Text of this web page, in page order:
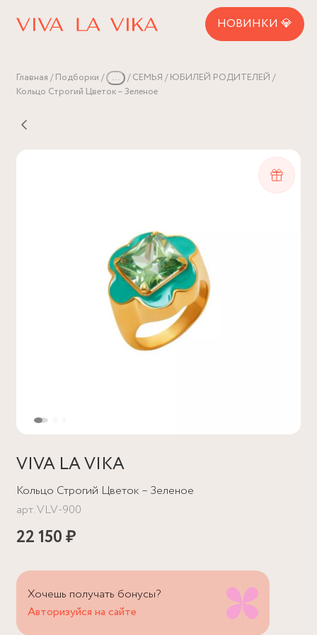
НОВИНКИ 💎
Главная Подборки ... СЕМЬЯ
ЮБИЛЕЙ РОДИТЕЛЕЙ
Кольцо Строгий Цветок – Зеленое
VIVA LA VIKA
Кольцо Строгий Цветок – Зеленое
арт.VLV-900
22 150 ₽
Хочешь получать бонусы?
Авторизуйся на сайте